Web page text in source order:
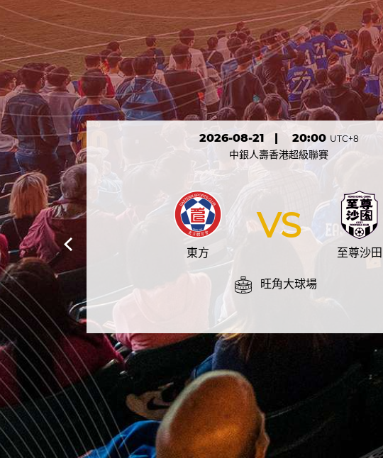
2026-08-21| 20:00 UTC+8
中銀人壽香港超級聯賽
VS
東方 至尊沙田
旺角大球場